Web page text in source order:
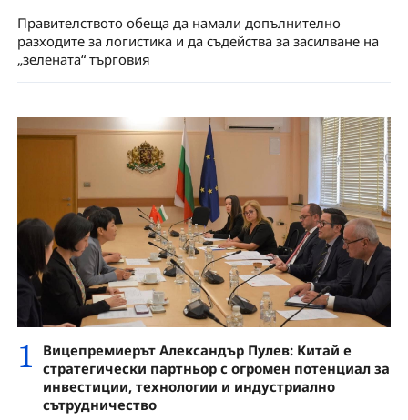
Правителството обеща да намали допълнително
разходите за логистика и да съдейства за засилване на
„зелената“ търговия
1
Вицепремиерът Александър Пулев: Китай е
стратегически партньор с огромен потенциал за
инвестиции, технологии и индустриално
сътрудничество